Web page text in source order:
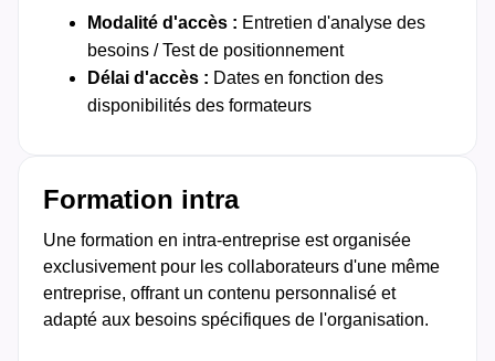
Modalité d'accès : Entretien d'analyse des
besoins / Test de positionnement
Délai d'accès : Dates en fonction des
disponibilités des formateurs
Formation intra
Une formation en intra-entreprise est organisée
exclusivement pour les collaborateurs d'une même
entreprise, offrant un contenu personnalisé et
adapté aux besoins spécifiques de l'organisation.